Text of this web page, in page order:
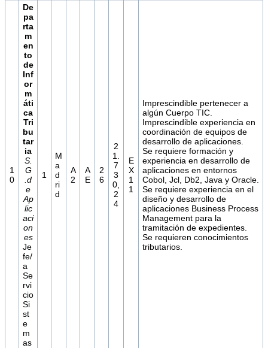
1
0
De
pa
rta
m
en
to
de
Inf
or
m
áti
ca
Tri
bu
tar
ia
S.
G
.d
e
Ap
lic
aci
on
es
Je
fe/
a
Se
rvi
cio
Si
st
e
m
as
1
M
a
d
ri
d
A
2
A
E
2
6
2
1.
7
3
0,
2
4
E
X
1
1
Imprescindible pertenecer a
algún Cuerpo TIC.
Imprescindible experiencia en
coordinación de equipos de
desarrollo de aplicaciones.
Se requiere formación y
experiencia en desarrollo de
aplicaciones en entornos
Cobol, Jcl, Db2, Java y Oracle.
Se requiere experiencia en el
diseño y desarrollo de
aplicaciones Business Process
Management para la
tramitación de expedientes.
Se requieren conocimientos
tributarios.